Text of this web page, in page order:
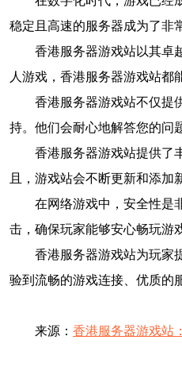
稳定且高速的服务器成为了非
香港服务器游戏站以其卓
人游戏，香港服务器游戏站都
香港服务器游戏站不仅提
持。他们会耐心地解答您的问
香港服务器游戏站提供了
且，游戏站会不断更新和添
在网络游戏中，安全性是
击，确保玩家能够安心畅玩游
香港服务器游戏站为玩家
验到流畅的游戏连接、优质的
来源： 香港服务器游戏站